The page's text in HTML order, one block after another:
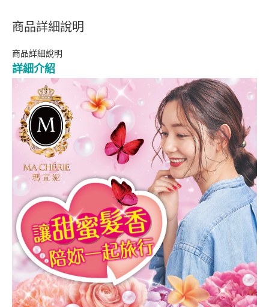
商品詳細說明
商品詳細說明
詳細介紹